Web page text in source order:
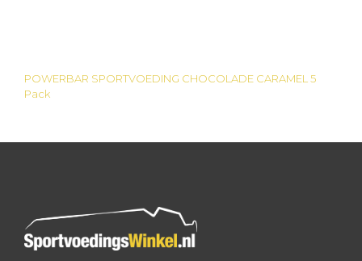
Bericht
POWERBAR SPORTVOEDING CHOCOLADE CARAMEL 5
Pack